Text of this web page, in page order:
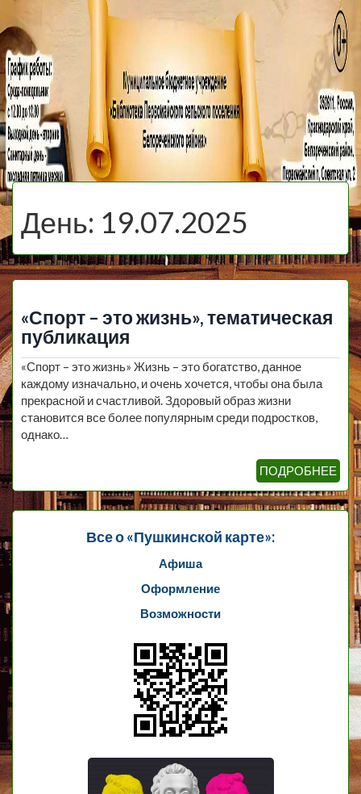
МБУ Библиотека
Первомайского
Сельского
Поселения
День: 19.07.2025
«Спорт – это жизнь», тематическая
публикация
«Спорт – это жизнь» Жизнь – это богатство, данное
каждому изначально, и очень хочется, чтобы она была
прекрасной и счастливой. Здоровый образ жизни
становится все более популярным среди подростков,
однако…
ПОДРОБНЕЕ
Все о «Пушкинской карте»:
Афиша
Оформление
Возможности